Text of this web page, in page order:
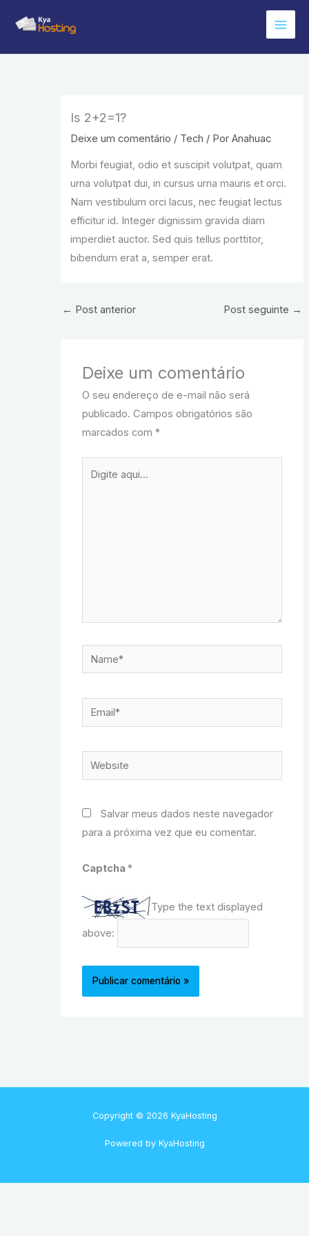
para
Is 2+2=1?
Deixe um comentário / Tech / PorAnahuac
Morbi feugiat, odio et suscipit volutpat, quam
urna volutpat dui, in cursus urna mauris et orci.
Nam vestibulum orci lacus, nec feugiat lectus
efficitur id. Integer dignissim gravida diam
imperdiet auctor. Sed quis tellus porttitor,
bibendum erat a, semper erat.
← Post anterior Post seguinte →
Deixe um comentário
O seu endereço de e-mail não será
publicado. Campos obrigatórios são
marcados com*
aqui...
Name*
Email*
Website
Salvar meus dados neste navegador
para a próxima vez que eu comentar.
Captcha*
Type the text displayed
above:
Copyright © 2026 KyaHosting
Powered by KyaHosting